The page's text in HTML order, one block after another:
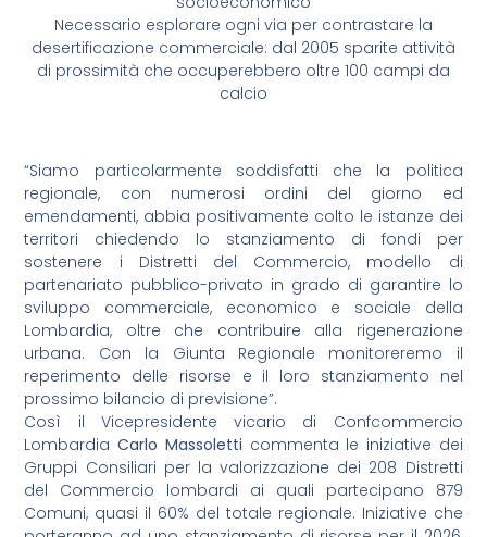
Necessario esplorare ogni via per contrastare la
desertificazione commerciale: dal 2005 sparite attività
di prossimità che occuperebbero oltre 100 campi da
calcio
“Siamo particolarmente soddisfatti che la politica
regionale, con numerosi ordini del giorno ed
emendamenti, abbia positivamente colto le istanze dei
territori chiedendo lo stanziamento di fondi per
sostenere i Distretti del Commercio, modello di
partenariato pubblico-privato in grado di garantire lo
sviluppo commerciale, economico e sociale della
Lombardia, oltre che contribuire alla rigenerazione
urbana. Con la Giunta Regionale monitoreremo il
reperimento delle risorse e il loro stanziamento nel
prossimo bilancio di previsione”.
Così il Vicepresidente vicario di Confcommercio
LombardiaCarlo Massoletti commenta le iniziative dei
Gruppi Consiliari per la valorizzazione dei 208 Distretti
del Commercio lombardi ai quali partecipano 879
Comuni, quasi il 60% del totale regionale. Iniziative che